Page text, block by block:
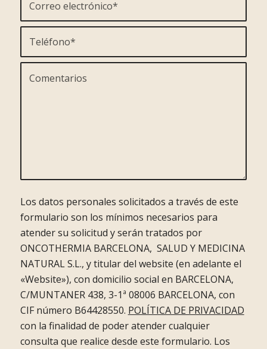
Los datos personales solicitados a través de este
formulario son los mínimos necesarios para
atender su solicitud y serán tratados por
ONCOTHERMIA BARCELONA, SALUD Y MEDICINA
NATURAL S.L., y titular del website (en adelante el
«Website»), con domicilio social en BARCELONA,
C/MUNTANER 438, 3-1ª 08006 BARCELONA, con
CIF número B64428550. POLÍTICA DE PRIVACIDAD
con la finalidad de poder atender cualquier
consulta que realice desde este formulario. Los